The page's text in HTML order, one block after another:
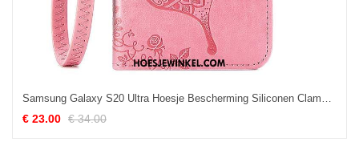
Samsung Galaxy S20 Ultra Hoesje Bescherming Siliconen Clamshell, Samsung Galaxy S20 Ultra Hoesje Leren Etui Mobiele Telefoon
€ 23.00 € 34.00